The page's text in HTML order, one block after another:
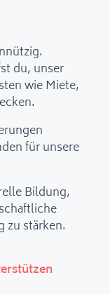
du, unser
wie Miete,
für unsere
Bildung,
zu stärken.